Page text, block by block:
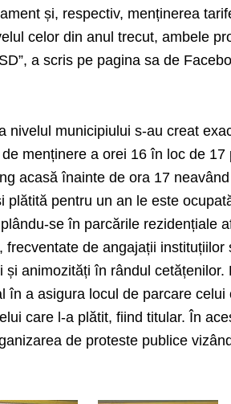
și, respectiv, menținerea
celor din anul trecut, ambele
a scris pe pagina sa de
nivelul municipiului s-au creat
menținere a orei 16 în loc de 17
acasă înainte de ora 17
plătită pentru un an le este
se în parcările rezidențiale
frecventate de angajații instituțiilor
animozități în rândul cetățenilor.
în a asigura locul de parcare celui
care l-a plătit, fiind titular. În
de proteste publice